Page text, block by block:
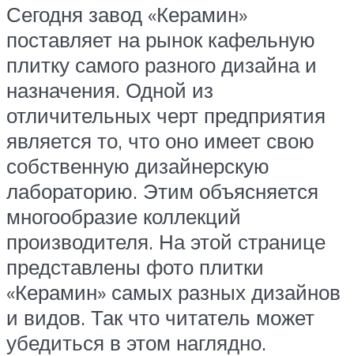
Сегодня завод «Керамин»
поставляет на рынок кафельную
плитку самого разного дизайна и
назначения. Одной из
отличительных черт предприятия
является то, что оно имеет свою
собственную дизайнерскую
лабораторию. Этим объясняется
многообразие коллекций
производителя. На этой странице
представлены фото плитки
«Керамин» самых разных дизайнов
и видов. Так что читатель может
убедиться в этом наглядно.